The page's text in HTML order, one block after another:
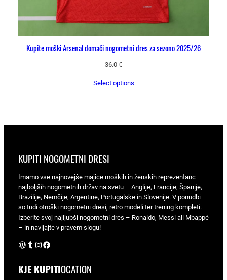
Kupite moški Arsenal domači nogometni dres za sezono 2025/26
36.0 €
Select options
KUPITI NOGOMETNI DRESI
Imamo vse najnovejše majice moških in ženskih reprezentanc
najboljših nogometnih držav na svetu – Anglije, Francije, Španije,
Brazilije, Nemčije, Argentine, Portugalske in Slovenije. V ponudbi
so tudi otroški nogometni dresi, retro modeli ter trening kompleti.
Izberite svoj najljubši nogometni dres – Ronaldo, Messi ali Mbappé
– in navijajte v pravem slogu!
WordPress Instagram Facebook
KJE KUPITIOCATION